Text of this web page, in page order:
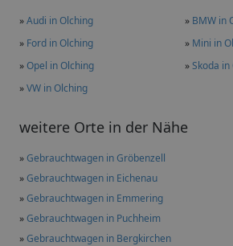
»Audi in Olching » BMW in
» Ford in Olching » Mini in
»Opel in Olching »Skoda in
»VW in Olching
weitere Orte in der Nähe
»Gebrauchtwagen in Gröbenzell
»Gebrauchtwagen in Eichenau
»Gebrauchtwagen in Emmering
»Gebrauchtwagen in Puchheim
»Gebrauchtwagen in Bergkirchen